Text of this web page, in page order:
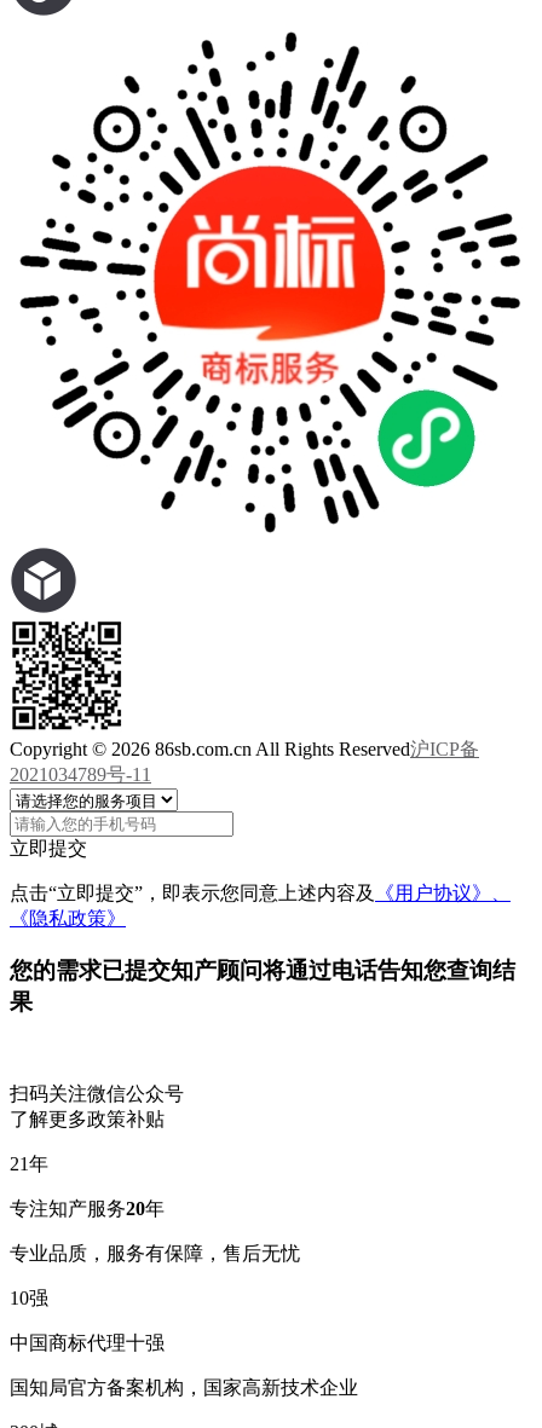
Copyright © 2026 86sb.com.cn All Rights Reserved沪ICP备
2021034789号-11
立即提交
点击“立即提交”，即表示您同意上述内容及
《用户协议》、
《隐私政策》
您的需求已提交知产顾问将通过电话告知您查询结
果
扫码关注微信公众号
了解更多政策补贴
21年
专注知产服务20年
专业品质，服务有保障，售后无忧
10强
中国商标代理十强
国知局官方备案机构，国家高新技术企业